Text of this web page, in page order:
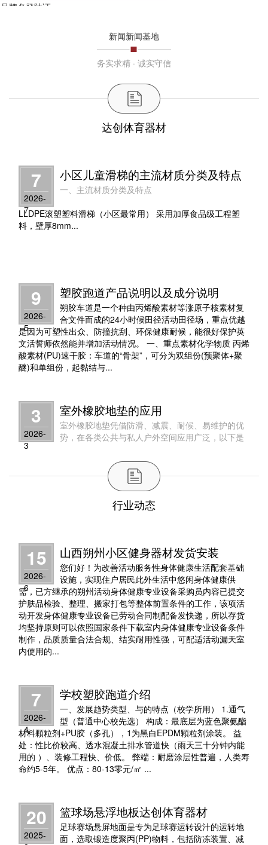
品牌名登陆证
新闻新闻基地
务实求精 · 诚实守信
达创体育器材
7
2026-
7
小区儿童滑梯的主流材质分类及特点
一、主流材质分类及特点
LLDPE滚塑塑料滑梯（小区最常用） 采用加厚食品级工程塑
料，壁厚8mm...
9
2026-
5
塑胶跑道产品说明以及成分说明
朔胶车道是一个种由丙烯酸素材等涨原子核素材复
合文件而成的24小时候田径活动田径场，重点优越
是因为可塑性出众、防撞抗刮、环保健康耐候，能很好保护英
文活誓师依然能并增加活动情况。 一、重点素材化学物质 丙烯
酸素材(PU)速干胶：车道的“骨架”，可分为双组份(预聚体+聚
醚)和单组份，起黏结与...
3
2026-
3
室外橡胶地垫的应用
室外橡胶地垫凭借防滑、减震、耐候、易维护的优
势，在各类公共与私人户外空间应用广泛，以下是
行业动态
15
2026-
6
山西朔州小区健身器材发货安装
您们好！为改善活动服务性身体健康生活配套基础
设施，实现住户居民此外生活中悠闲身体健康供
需，已方继承的朔州活动身体健康专业设备采购员内容已提交
护肤品检验、整理、搬家打包等整体前置条件的工作，该项活
动开发身体健康专业设备已劳动合同制配备发快递，所以存货
均坚持原则可以依照国家条件下载室内身体健康专业设备条件
制作，品质质量合法合规、结实耐用性强，可配适活动漏天室
内使用的...
7
2026-
4
学校塑胶跑道介绍
一、发展趋势类型、与的特点（校学所用） 1.通气
型（普通中心校先选） 构成：最底层为蓝色聚氨酯
材料顆粒剂+PU胶（多孔），1为黑白EPDM顆粒剂涂装。 益
处：性比价较高、透水混凝土排水管道快（雨天三十分钟内能
用的 ）、装修工程快、价低。 弊端：耐磨涂层性普遍，人类寿
命约5-5年。 优点：80-13零元/㎡ ...
20
2025-
篮球场悬浮地板达创体育器材
足球赛场悬屏地面是专为足球赛运转设汁的运转地
面，选取锻造度聚丙(PP)物料，包括防冻装置、减